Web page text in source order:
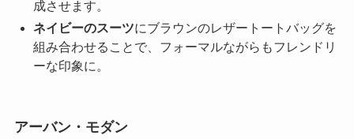
成させます。
ネイビーのスーツにブラウンのレザートートバッグを
組み合わせることで、フォーマルながらもフレンドリ
ーな印象に。
アーバン・モダン